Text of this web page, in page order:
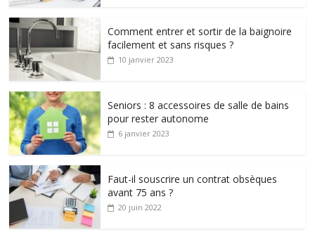
Comment entrer et sortir de la baignoire
facilement et sans risques ?
10 janvier 2023
Seniors : 8 accessoires de salle de bains
pour rester autonome
6 janvier 2023
Faut-il souscrire un contrat obsèques
avant 75 ans ?
20 juin 2022